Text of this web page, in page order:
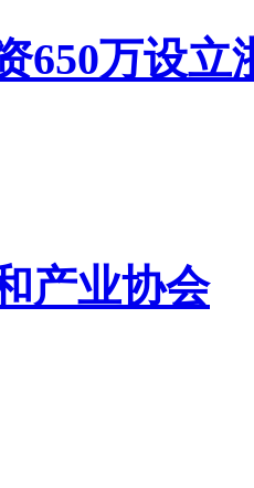
650万设立
产业协会